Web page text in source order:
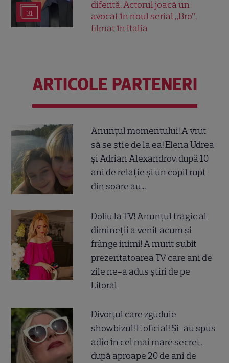
31
diferită. Actorul joacă un
avocat în noul serial „Bro”,
filmat în Italia
ARTICOLE PARTENERI
Anunțul momentului! A vrut
să se știe de la ea! Elena Udrea
și Adrian Alexandrov, după 10
ani de relație și un copil rupt
din soare au...
Doliu la TV! Anunțul tragic al
dimineții a venit acum și
frânge inimi! A murit subit
prezentatoarea TV care ani de
zile ne-a adus știri de pe
Litoral
Divorțul care zguduie
showbizul! E oficial! Și-au spus
adio în cel mai mare secret,
după aproape 20 de ani de